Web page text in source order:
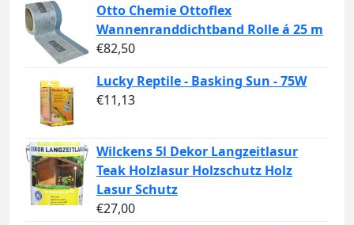
Otto Chemie Ottoflex
Wannenranddichtband Rolle á 25 m
€82,50
Lucky Reptile - Basking Sun - 75W
€11,13
Wilckens 5l Dekor Langzeitlasur
Teak Holzlasur Holzschutz Holz
Lasur Schutz
€27,00